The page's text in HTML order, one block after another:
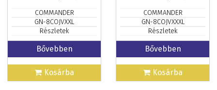
COMMANDER
GN-8COJVXXL
Részletek
Bővebben
Kosárba
COMMANDER
GN-8COJVXXXL
Részletek
Bővebben
Kosárba